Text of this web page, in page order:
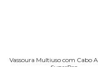
Vassoura Multiuso com Cabo